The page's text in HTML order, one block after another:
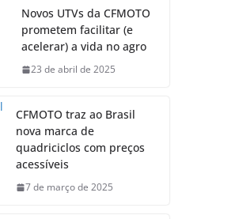
Novos UTVs da CFMOTO
prometem facilitar (e
acelerar) a vida no agro
23 de abril de 2025
CFMOTO traz ao Brasil
nova marca de
quadriciclos com preços
acessíveis
7 de março de 2025